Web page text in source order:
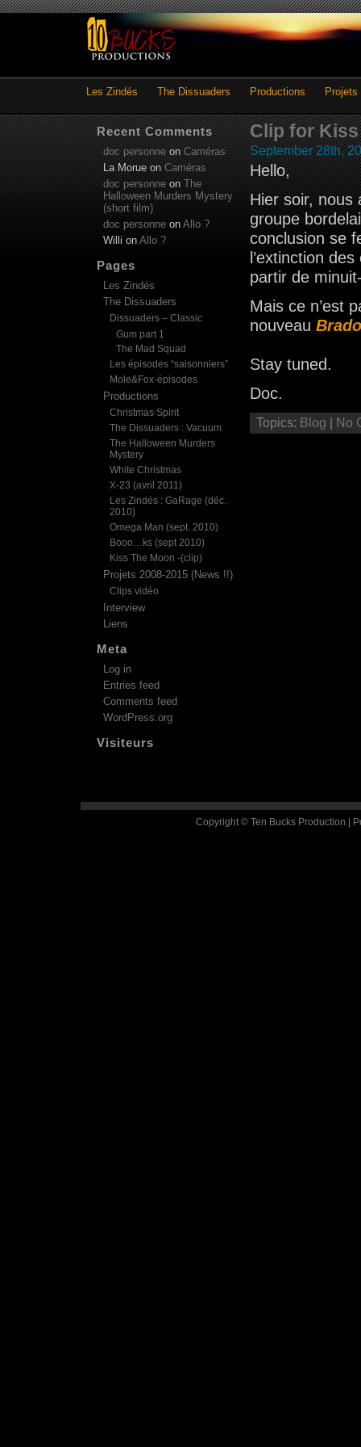
Les Zindés The Dissuaders Productions Projets
Clip for
September 28th,
Hello,
Hier soir, nous
groupe
conclusion se
l’extinction
partir de
Mais ce n’est
nouveau
Stay tuned.
Doc.
Topics: Blog No
Recent Comments
doc personneonCaméras
La MorueonCaméras
doc personneonThe
Halloween Murders Mystery
(short film)
doc personne on Allo ?
Willi on Allo ?
Pages
Les Zindés
The Dissuaders
Dissuaders – Classic
Gum part 1
The Mad Squad
Les épisodes “saisonniers”
Mole&Fox-épisodes
Productions
Christmas Spirit
The Dissuaders : Vacuum
The Halloween Murders
Mystery
White Christmas
X-23 (avril 2011)
Les Zindés : GaRage (déc.
2010)
Omega Man (sept. 2010)
Booo…ks (sept 2010)
Kiss The Moon -(clip)
Projets 2008-2015 (News !!)
Clips vidéo
Interview
Liens
Meta
Log in
Entries feed
Comments feed
WordPress.org
Visiteurs
Copyright © Ten Bucks Production |